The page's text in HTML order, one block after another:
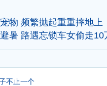
物 频繁抛起重重摔地上
暑 路遇忘锁车女偷走10
不止一个